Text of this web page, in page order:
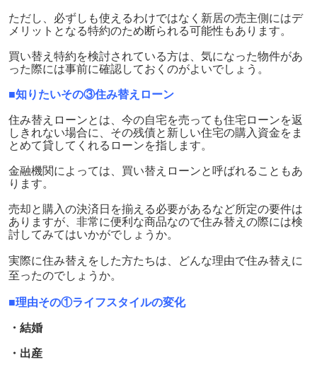
ただし、必ずしも使えるわけではなく新居の売主側にはデ
メリットとなる特約のため断られる可能性もあります。
買い替え特約を検討されている方は、気になった物件があ
った際には事前に確認しておくのがよいでしょう。
■知りたいその③住み替えローン
住み替えローンとは、今の自宅を売っても住宅ローンを返
しきれない場合に、その残債と新しい住宅の購入資金をま
とめて貸してくれるローンを指します。
金融機関によっては、買い替えローンと呼ばれることもあ
ります。
売却と購入の決済日を揃える必要があるなど所定の要件は
ありますが、非常に便利な商品なので住み替えの際には検
討してみてはいかがでしょうか。
実際に住み替えをした方たちは、どんな理由で住み替えに
至ったのでしょうか。
■理由その①ライフスタイルの変化
・結婚
・出産